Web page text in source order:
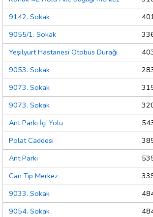
9142. Sokak
9055/1. Sokak
Yeşilyurt Hastanesi Otobüs Durağı
9053. Sokak
9073. Sokak
9073. Sokak
Ant Parkı İçi Yolu
Polat Caddesi
Ant Parkı
Can Tıp Merkez
9033. Sokak
9054. Sokak